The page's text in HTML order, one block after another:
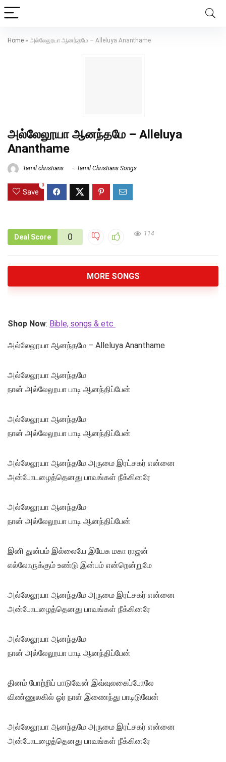
Home » அல்லேலூயா ஆனந்தமே – Alleluya Ananthame
அல்லேலூயா ஆனந்தமே – Alleluya
Ananthame
Tamil christians Tamil Christians Songs
Save
0
Deal Score 0 114
MORE SONGS
Shop Now: Bible, songs & etc
அல்லேலூயா ஆனந்தமே – Alleluya Ananthame
அல்லேலூயா ஆனந்தமே
நான் அல்லேலூயா பாடி ஆனந்திப்பேன்
அல்லேலூயா ஆனந்தமே
நான் அல்லேலூயா பாடி ஆனந்திப்பேன்
அல்லேலூயா ஆனந்தமே அருமை இரட்சகர் என்னை
அன்போடழைத்தெனது பாவங்கள் நீக்கினரே
அல்லேலூயா ஆனந்தமே
நான் அல்லேலூயா பாடி ஆனந்திப்பேன்
இனி துன்பம் இல்லையே இயேசு மகா ராஜன்
எல்லோருக்கும் உண்டு இன்பம் என்றென்றுமே
அல்லேலூயா ஆனந்தமே அருமை இரட்சகர் என்னை
அன்போடழைத்தெனது பாவங்கள் நீக்கினரே
அல்லேலூயா ஆனந்தமே
நான் அல்லேலூயா பாடி ஆனந்திப்பேன்
தினம் போற்றிப் பாடுவேன் இவ்வுலகைப்போலே
விண்ணுலகில் ஓர் நாள் இணைந்து பாடிடுவேன்
அல்லேலூயா ஆனந்தமே அருமை இரட்சகர் என்னை
அன்போடழைத்தெனது பாவங்கள் நீக்கினரே